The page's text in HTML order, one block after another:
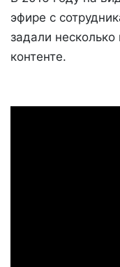
эфире с
задали
контенте.